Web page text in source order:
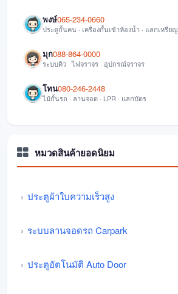
พงษ์065-234-0660
ประตูกั้นคน · เครื่องกั้นเข้าห้องน้ำ · แลกเหรียญ
มุก088-864-0000
ระบบคิว · ไฟจราจร · อุปกรณ์จราจร
โทน080-246-2448
ไม้กั้นรถ · ลานจอด · LPR · แลกบัตร
หมวดสินค้ายอดนิยม
ประตูผ้าใบความเร็วสูง
ระบบลานจอดรถ Carpark
ประตูอัตโนมัติ Auto Door